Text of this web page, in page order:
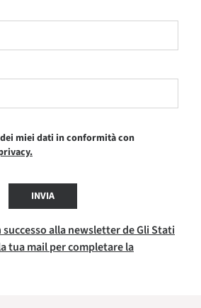
miei dati in conformità con
INVIA
alla newsletter de Gli Stati
tua mail per completare la